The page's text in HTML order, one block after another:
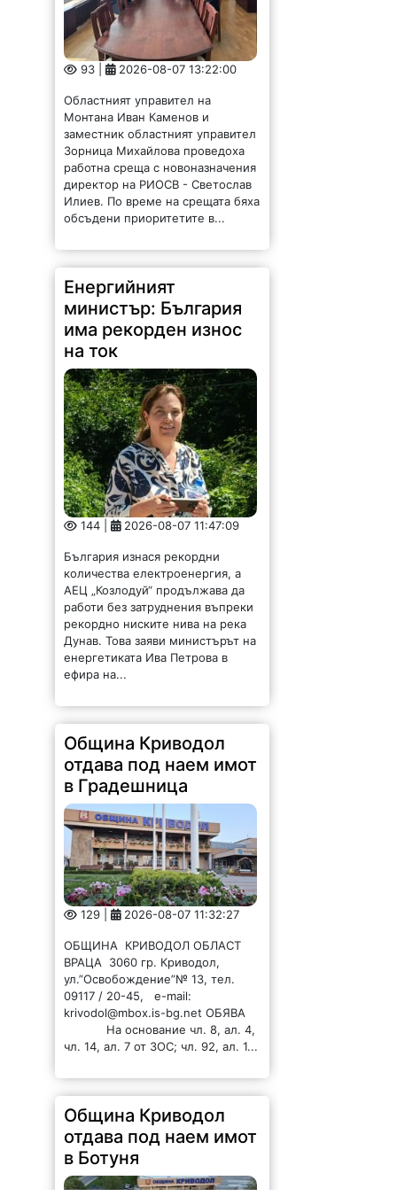
93 | 2026-08-07 13:22:00
Областният управител на
Монтана Иван Каменов и
заместник областният управител
работна среща с новоназначения
директор на РИОСВ - Светослав
Илиев. По време на срещата бяха
обсъдени приоритетите в...
Енергийният
министър: България
има рекорден износ
на ток
144 | 2026-08-07 11:47:09
България изнася рекордни
количества електроенергия, а
АЕЦ „Козлодуй“ продължава да
рекордно ниските нива на река
Дунав. Това заяви министърът на
енергетиката Ива Петрова в
ефира на...
Община Криводол
отдава под наем имот
в Градешница
129 | 2026-08-07 11:32:27
ОБЩИНА КРИВОДОЛ ОБЛАСТ
ВРАЦА 3060 гр. Криводол,
ул.”Освобождение”№ 13, тел.
krivodol@mbox.is-bg.net ОБЯВА
На основание чл. 8, ал. 4,
чл. 14, ал. 7 от ЗОС; чл. 92, ал. 1...
Община Криводол
отдава под наем имот
в Ботуня